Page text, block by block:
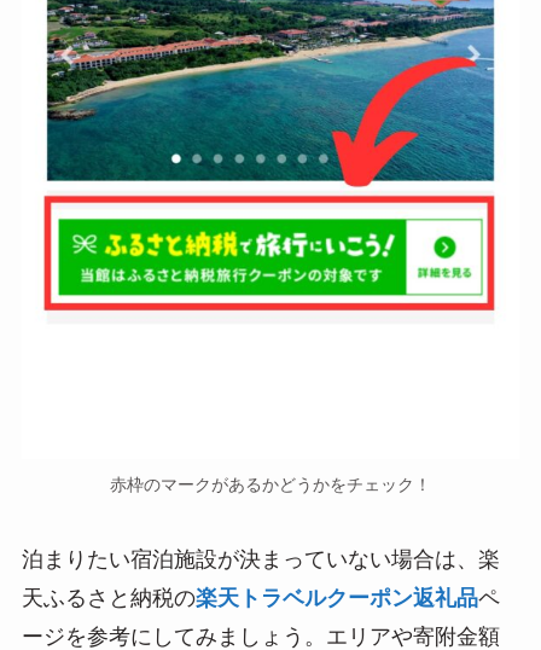
赤枠のマークがあるかどうかをチェック！
泊まりたい宿泊施設が決まっていない場合は、楽
天ふるさと納税の楽天トラベルクーポン返礼品ペ
ージを参考にしてみましょう。エリアや寄附金額